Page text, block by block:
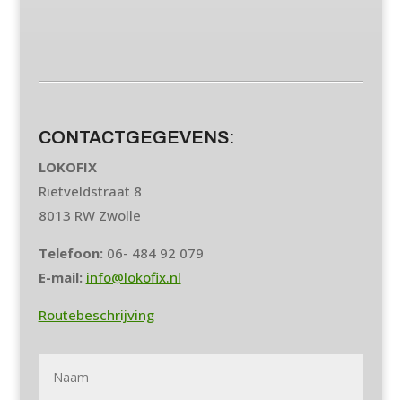
CONTACTGEGEVENS:
LOKOFIX
Rietveldstraat 8
8013 RW Zwolle
Telefoon: 06- 484 92 079
E-mail: info@lokofix.nl
Routebeschrijving